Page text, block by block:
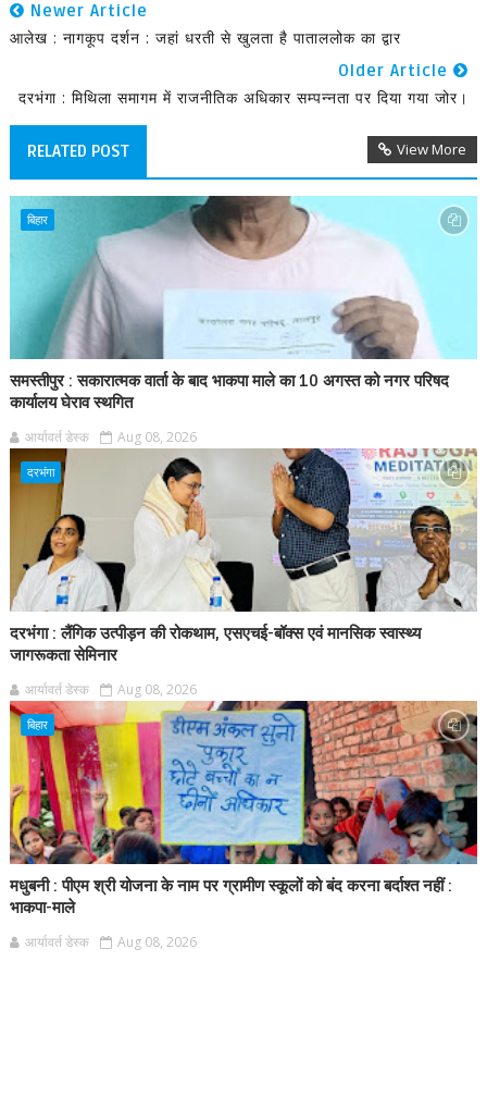
Newer Article
आलेख : नागकूप दर्शन : जहां धरती से खुलता है पाताललोक का द्वार
Older Article
दरभंगा : मिथिला समागम में राजनीतिक अधिकार सम्पन्नता पर दिया गया जोर।
RELATED POST View More
बिहार
समस्तीपुर : सकारात्मक वार्ता के बाद भाकपा माले का 10 अगस्त को नगर परिषद
कार्यालय घेराव स्थगित
आर्यावर्त डेस्क Aug 08, 2026
दरभंगा
दरभंगा : लैंगिक उत्पीड़न की रोकथाम, एसएचई-बॉक्स एवं मानसिक स्वास्थ्य
जागरूकता सेमिनार
आर्यावर्त डेस्क Aug 08, 2026
बिहार
मधुबनी : पीएम श्री योजना के नाम पर ग्रामीण स्कूलों को बंद करना बर्दाश्त नहीं :
भाकपा-माले
आर्यावर्त डेस्क Aug 08, 2026